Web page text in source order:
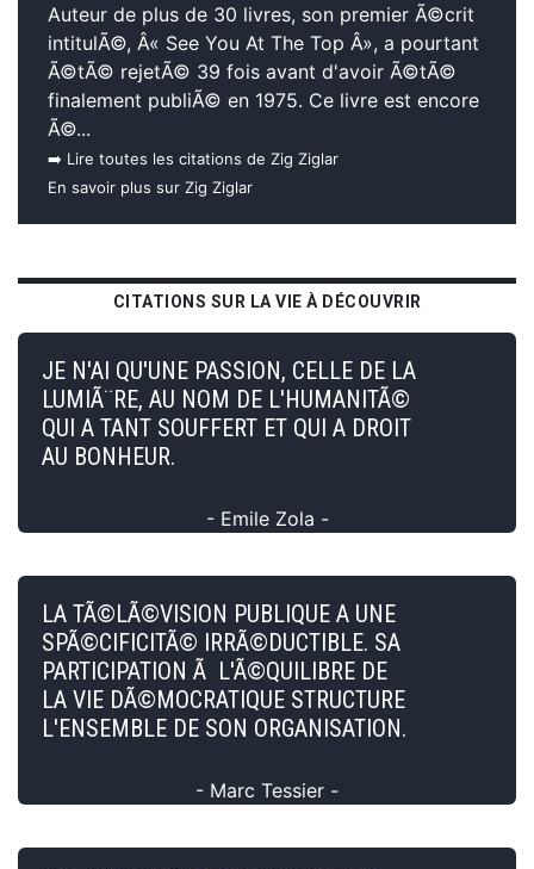
Auteur de plus de 30 livres, son premier Ã©crit
intitulÃ©, Â« See You At The Top Â», a pourtant
Ã©tÃ© rejetÃ© 39 fois avant d'avoir Ã©tÃ©
finalement publiÃ© en 1975. Ce livre est encore
Ã©...
➡️ Lire toutes les citations de Zig Ziglar
En savoir plus sur Zig Ziglar
CITATIONS SUR LA VIE À DÉCOUVRIR
JE N'AI QU'UNE PASSION, CELLE DE LA
LUMIÃ¨RE, AU NOM DE L'HUMANITÃ©
QUI A TANT SOUFFERT ET QUI A DROIT
AU BONHEUR.
- Emile Zola -
LA TÃ©LÃ©VISION PUBLIQUE A UNE
SPÃ©CIFICITÃ© IRRÃ©DUCTIBLE. SA
PARTICIPATION Ã L'Ã©QUILIBRE DE
LA VIE DÃ©MOCRATIQUE STRUCTURE
L'ENSEMBLE DE SON ORGANISATION.
- Marc Tessier -